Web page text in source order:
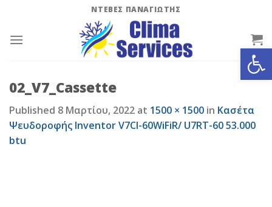
content
ΝΤΕΒΕΣ ΠΑΝΑΓΙΩΤΗΣ
02_V7_Cassette
Published 8 Μαρτίου, 2022 at 1500 × 1500 in Κασέτα
Ψευδοροφής Inventor V7CI-60WiFiR/ U7RT-60 53.000
btu